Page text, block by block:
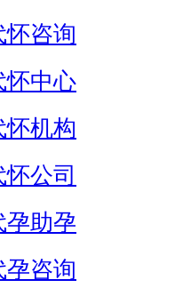
怀咨询
怀中心
怀机构
公司
孕助孕
孕咨询